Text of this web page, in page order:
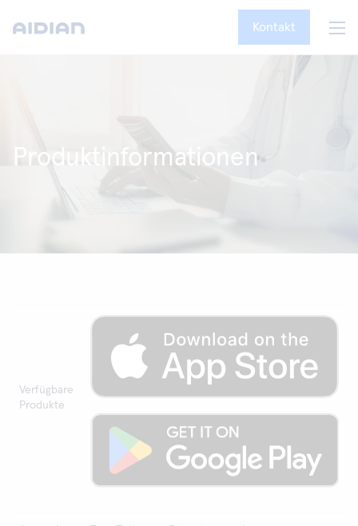
Kontakt
Produktinformationen
Verfügbare
Produkte